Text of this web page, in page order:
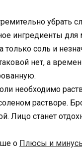
убрать
ингредиенты для
только соль и
нет, а
необходимо
растворе.
Лицо станет
о Плюсы и